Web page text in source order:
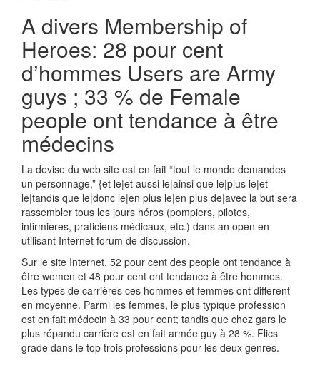
A divers Membership of
Heroes: 28 pour cent
d’hommes Users are Army
guys ; 33 % de Female
people ont tendance à être
médecins
La devise du web site est en fait “tout le monde demandes
un personnage,” {et le|et aussi le|ainsi que le|plus le|et
le|tandis que le|donc le|en plus le|en plus de|avec la but sera
rassembler tous les jours héros (pompiers, pilotes,
infirmières, praticiens médicaux, etc.) dans an open en
utilisant Internet forum de discussion.
Sur le site Internet, 52 pour cent des people ont tendance à
être women et 48 pour cent ont tendance à être hommes.
Les types de carrières ces hommes et femmes ont diffèrent
en moyenne. Parmi les femmes, le plus typique profession
est en fait médecin à 33 pour cent; tandis que chez gars le
plus répandu carrière est en fait armée guy à 28 %. Flics
grade dans le top trois professions pour les deux genres.